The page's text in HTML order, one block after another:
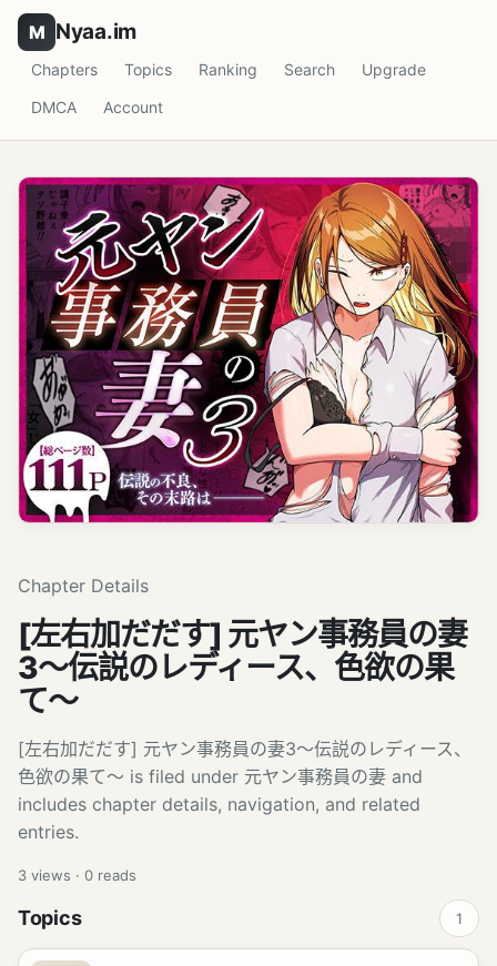
Nyaa.im
Chapters Topics Ranking Search
Upgrade
DMCA
Account
Chapter Details
[左右加だだす] 元ヤン事務員の妻
3〜伝説のレディース、色欲の果
て〜
[左右加だだす] 元ヤン事務員の妻3〜伝説のレディース、
色欲の果て〜 is filed under 元ヤン事務員の妻 and
includes chapter details, navigation, and related
entries.
3 views · 0 reads
Topics 1